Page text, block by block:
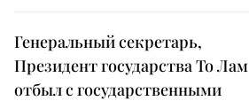
Генеральный секретарь,
Президент государства То Лам
отбыл с государственными